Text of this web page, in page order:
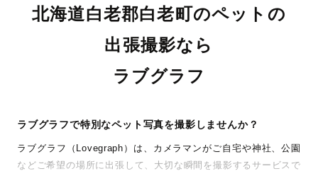
北海道白老郡白老町のペットの
出張撮影なら
ラブグラフ
ラブグラフで特別なペット写真を撮影しませんか？
ラブグラフ（Lovegraph）は、カメラマンがご自宅や神社、公園
などご希望の場所に出張して、大切な瞬間を撮影するサービスで